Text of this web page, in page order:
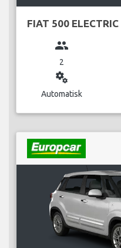
FIAT 500 ELECTRIC
group
2
miscellaneous_services
Automatisk